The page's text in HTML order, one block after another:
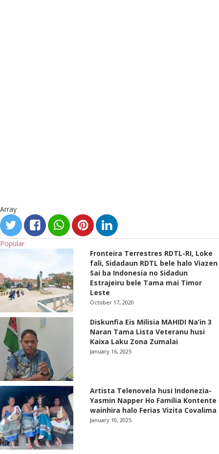
Array
Popular
Fronteira Terrestres RDTL-RI, Loke
fali, Sidadaun RDTL bele halo Viazen
Sai ba Indonesia no Sidadun
Estrajeiru bele Tama mai Timor
Leste
October 17, 2020
Diskunfia Eis Milisia MAHIDI Na’in 3
Naran Tama Lista Veteranu husi
Kaixa Laku Zona Zumalai
January 16, 2025
Artista Telenovela husi Indonezia-
Yasmin Napper Ho Familia Kontente
wainhira halo Ferias Vizita Covalima
January 10, 2025